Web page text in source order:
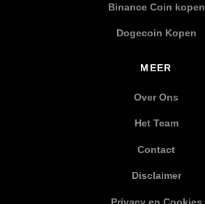
Binance Coin kopen
Dogecoin Kopen
MEER
Over Ons
Het Team
Contact
Disclaimer